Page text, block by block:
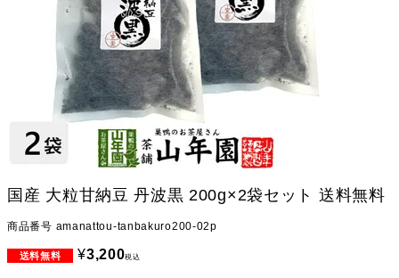
国産 大粒甘納豆 丹波黒 200g×2袋セット 送料無料
商品番号 amanattou-tanbakuro200-02p
¥3,200税込